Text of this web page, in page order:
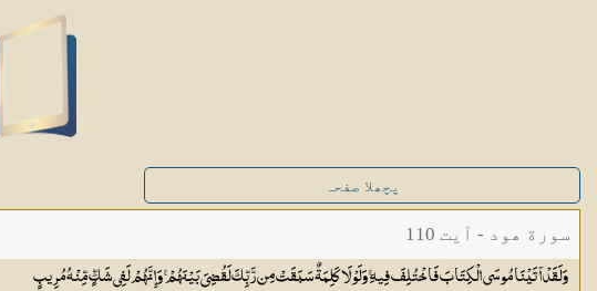
پچھلا صفحہ
سورة ھود - آیت 110
وَلَقَدْ آتَيْنَا مُوسَى الْكِتَابَ فَاخْتُلِفَ فِيهِ ۚ وَلَوْلَا كَلِمَةٌ سَبَقَتْ مِن رَّبِّكَ لَقُضِيَ بَيْنَهُمْ ۚ وَإِنَّهُمْ لَفِي شَكٍّ مِّنْهُمُرِيبٍ